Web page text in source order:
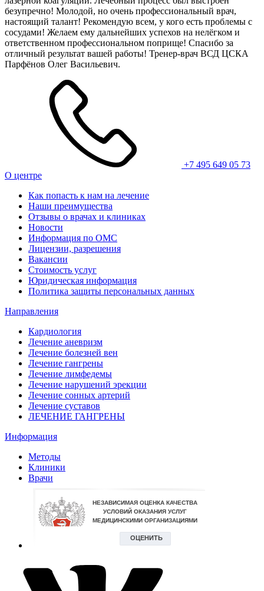
безупречно! Молодой, но очень профессиональный врач,
настоящий талант! Рекомендую всем, у кого есть проблемы с
сосудами! Желаем ему дальнейших успехов на нелёгком и
ответственном профессиональном поприще! Спасибо за
отличный результат вашей работы! Тренер-врач ВСД ЦСКА
Парфёнов Олег Васильевич.
+7 495 649 05 73
О центре
Как попасть к нам на лечение
Наши преимущества
Отзывы о врачах и клиниках
Новости
Информация по ОМС
Лицензии, разрешения
Вакансии
Стоимость услуг
Юридическая информация
Политика защиты персональных данных
Направления
Кардиология
Лечение аневризм
Лечение болезней вен
Лечение гангрены
Лечение лимфедемы
Лечение нарушений эрекции
Лечение сонных артерий
Лечение суставов
ЛЕЧЕНИЕ ГАНГРЕНЫ
Информация
Методы
Клиники
Врачи